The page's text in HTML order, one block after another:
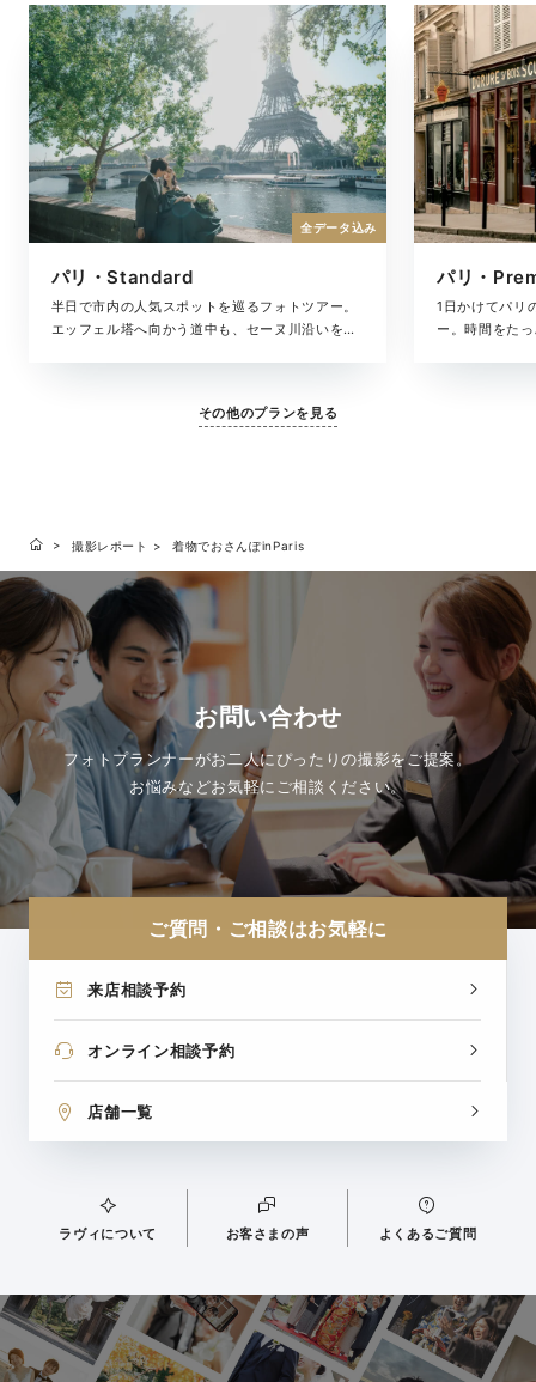
パリ・Standard
半日で市内の人気スポットを巡るフォトツアー。
エッフェル塔へ向かう道中も、セーヌ川沿いを並
全データ込み
パリ・
1日かけてパリ
ー。時間をた
その他のプランを見る
撮影レポート 着物でおさんぽinParis
お問い合わせ
フォトプランナーがお二人にぴったりの撮影をご提案。
お悩みなどお気軽にご相談ください。
ご質問・ご相談はお気軽に
来店相談予約
オンライン相談予約
店舗一覧
ラヴィについて お客さまの声 よくあるご質問